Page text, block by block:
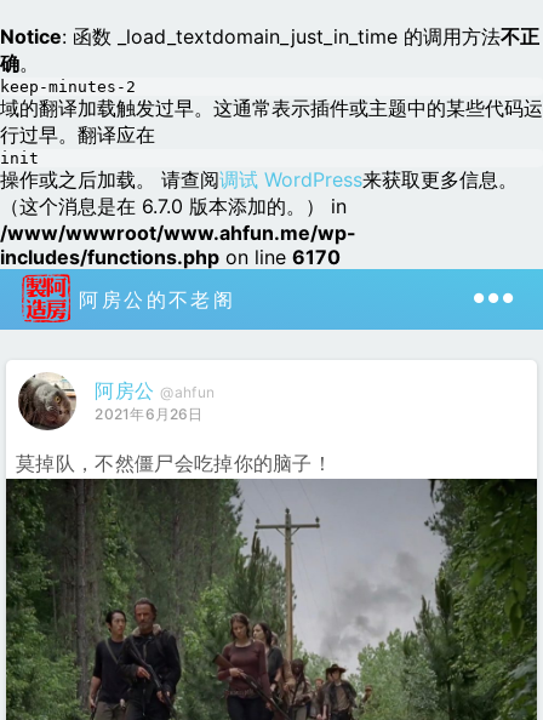
Notice: 函数 _load_textdomain_just_in_time 的调用方法不正
确。
keep-minutes-2
域的翻译加载触发过早。这通常表示插件或主题中的某些代码运
行过早。翻译应在
init
操作或之后加载。 请查阅调试 WordPress来获取更多信息。
（这个消息是在 6.7.0 版本添加的。） in
/www/wwwroot/www.ahfun.me/wp-
includes/functions.php on line 6170
阿房公的不老阁
阿房公 @ahfun
2021年6月26日
莫掉队，不然僵尸会吃掉你的脑子！